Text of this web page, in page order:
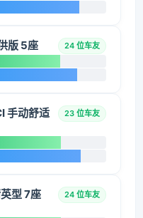
版 5座 24 位车友
手动舒适
23 位车友
型 7座
24 位车友